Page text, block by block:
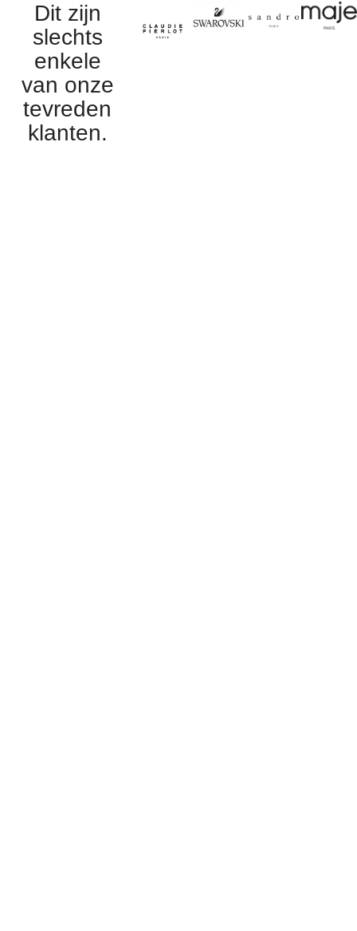
Dit zijn
slechts
enkele
van onze
tevreden
klanten.